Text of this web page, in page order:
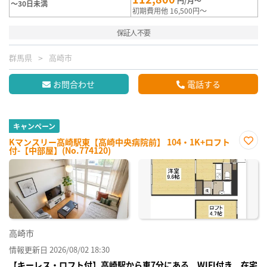
～30日未満
初期費用他 16,500円～
保証人不要
群馬県 高崎市
お問合わせ 電話する
キャンペーン
Kマンスリー高崎駅東【高崎中央病院前】 104・1K+ロフト
付-【中部屋】(No.774120)
に入
高崎市
情報更新日 2026/08/02 18:30
【キーレス・ロフト付】高崎駅から車7分にある WIFI付き 在宅